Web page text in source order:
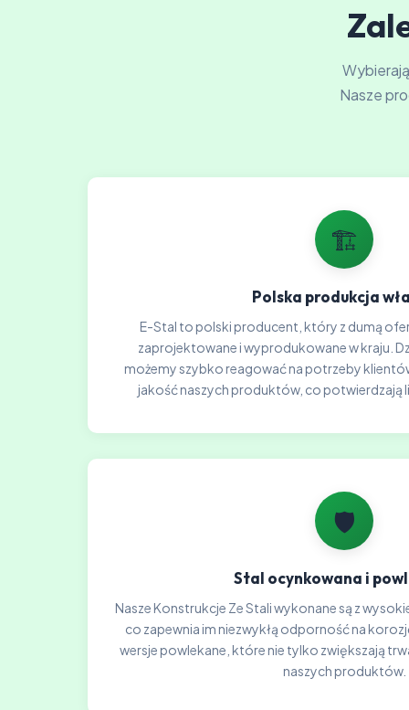
Nasze
🏗️
Polska produkcja
E-Stal to polski producent, który z dumą
zaprojektowane i wyprodukowane w kraju.
możemy szybko reagować na potrzeby
jakość naszych produktów, co potwierdzają
🛡️
Stal ocynkowana i
Nasze Konstrukcje Ze Stali wykonane są z
co zapewnia im niezwykłą odporność na
wersje powlekane, które nie tylko zwiększają
naszych produktów.